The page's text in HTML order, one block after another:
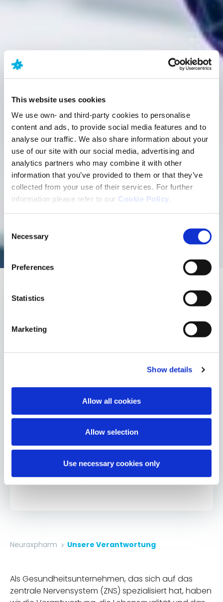
This website uses cookies
We use own- and third-party cookies to personalise
content and ads, to provide social media features and to
analyse our traffic. We also share information about your
use of our site with our social media, advertising and
analytics partners who may combine it with other
information that you’ve provided to them or that they’ve
collected from your use of their services. For further
information please refer to our Cookie Policy.
Selection
Necessary
Preferences
Statistics
Marketing
Show details
Allow all cookies
Allow selection
Use necessary cookies only
Unsere
Verantwortung
Vorantreiben einer ESG-Strategie
Unsere ESG-Säulen
Vielfalt, Gleichheit & Inklusion
Ethik und Compliance
Neuraxpharm Unsere Verantwortung
Als Gesundheitsunternehmen, das sich auf das
zentrale Nervensystem (ZNS) spezialisiert hat, haben